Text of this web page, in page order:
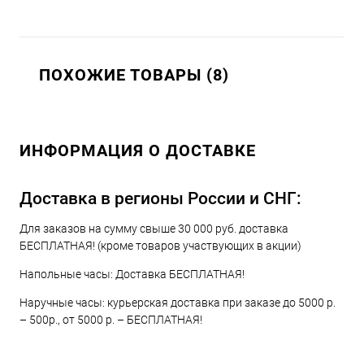
ПОХОЖИЕ ТОВАРЫ (8)
ИНФОРМАЦИЯ О ДОСТАВКЕ
Доставка в регионы России и СНГ:
Для заказов на сумму свыше 30 000 руб. доставка
БЕСПЛАТНАЯ! (кроме товаров участвующих в акции)
Напольные часы: Доставка БЕСПЛАТНАЯ!
Наручные часы: курьерская доставка при заказе до 5000 р.
– 500р., от 5000 р. – БЕСПЛАТНАЯ!